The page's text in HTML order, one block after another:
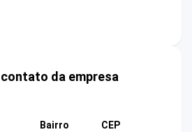
da empresa
Bairro
CEP